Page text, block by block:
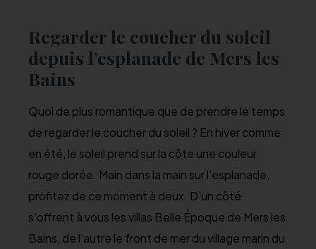
Regarder le coucher du soleil
depuis l’esplanade de Mers les
Bains
Quoi de plus romantique que de prendre le temps
de regarder le coucher du soleil ? En hiver comme
en été, le soleil prend sur la côte une couleur
rouge dorée. Main dans la main sur l’esplanade,
profitez de ce moment à deux. D’un côté
s’offrent à vous les villas Belle Époque de Mers les
Bains, de l’autre le front de mer du village marin du